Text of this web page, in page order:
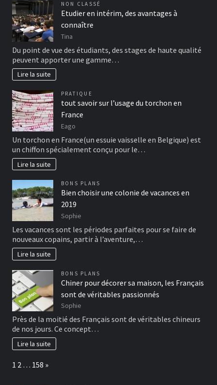
NON CLASSÉ
Etudier en intérim, des avantages à
connaître
Tina
Du point de vue des étudiants, des stages de haute qualité
peuvent apporter une gamme…
Lire la suite
PRATIQUE
tout savoir sur l’usage du torchon en
France
Eago
Un torchon en France(un essuie vaisselle en Belgique) est
un chiffon spécialement conçu pour le…
Lire la suite
BONS PLANS
Bien choisir une colonie de vacances en
2019
Sophie
Les vacances sont les périodes parfaites pour se faire de
nouveaux copains, partir à l’aventure,…
Lire la suite
BONS PLANS
Chiner pour décorer sa maison, les Français
sont de véritables passionnés
Sophie
Près de la moitié des Français sont de véritables chineurs
de nos jours. Ce concept…
Lire la suite
Page:
1 2 … 158 Next
»